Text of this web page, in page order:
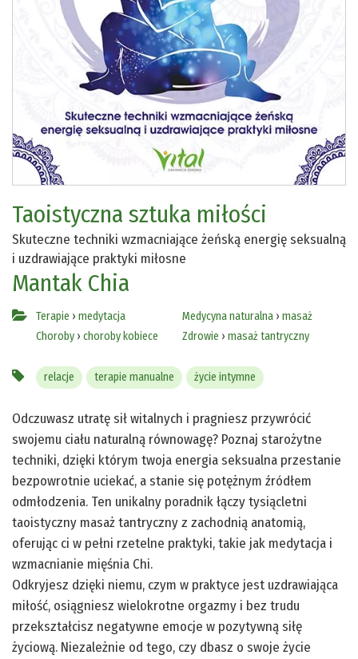
Taoistyczna sztuka miłości
Skuteczne techniki wzmacniające żeńską energię seksualną
i uzdrawiające praktyki miłosne
Mantak Chia
Terapie › medytacja
Choroby › choroby kobiece
Medycyna naturalna › masaż
Zdrowie › masaż tantryczny
relacje terapie manualne życie intymne
Odczuwasz utratę sił witalnych i pragniesz przywrócić
swojemu ciału naturalną równowagę? Poznaj starożytne
techniki, dzięki którym twoja energia seksualna przestanie
bezpowrotnie uciekać, a stanie się potężnym źródłem
odmłodzenia. Ten unikalny poradnik łączy tysiącletni
taoistyczny masaż tantryczny z zachodnią anatomią,
oferując ci w pełni rzetelne praktyki, takie jak medytacja i
wzmacnianie mięśnia Chi.
Odkryjesz dzięki niemu, czym w praktyce jest uzdrawiająca
miłość, osiągniesz wielokrotne orgazmy i bez trudu
przekształcisz negatywne emocje w pozytywną siłę
życiową. Niezależnie od tego, czy dbasz o swoje życie